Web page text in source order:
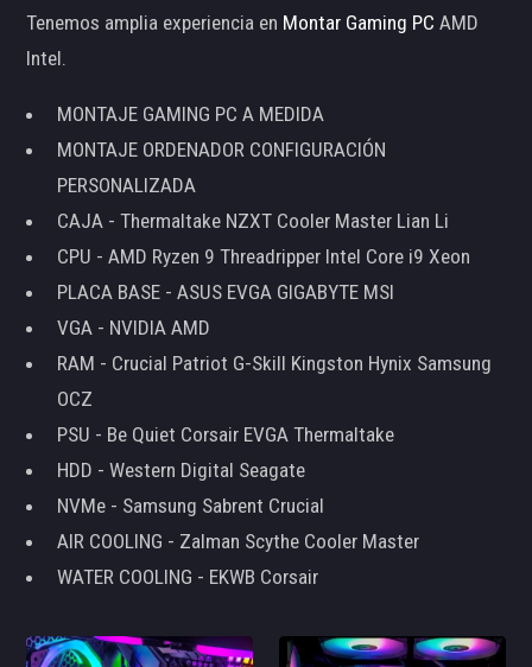
Tenemos amplia experiencia en Montar Gaming PC AMD
Intel.
MONTAJE GAMING PC A MEDIDA
MONTAJE ORDENADOR CONFIGURACIÓN
PERSONALIZADA
CAJA - Thermaltake NZXT Cooler Master Lian Li
CPU - AMD Ryzen 9 Threadripper Intel Core i9 Xeon
PLACA BASE - ASUS EVGA GIGABYTE MSI
VGA - NVIDIA AMD
RAM - Crucial Patriot G-Skill Kingston Hynix Samsung
OCZ
PSU - Be Quiet Corsair EVGA Thermaltake
HDD - Western Digital Seagate
NVMe - Samsung Sabrent Crucial
AIR COOLING - Zalman Scythe Cooler Master
WATER COOLING - EKWB Corsair